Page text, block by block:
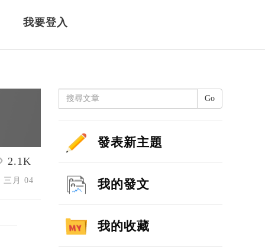
我要登入
2.1K
三月 04
Go
發表新主題
我的發文
我的收藏